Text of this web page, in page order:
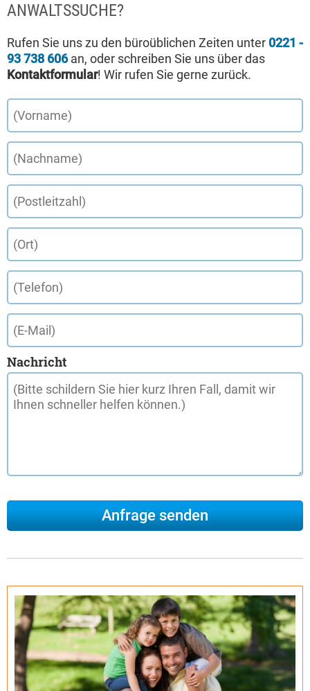
ANWALTSSUCHE?
Rufen Sie uns zu den büroüblichen Zeiten unter 0221 -
93 738 606an, oder schreiben Sie uns über das
Kontaktformular! Wir rufen Sie gerne zurück.
Nachricht